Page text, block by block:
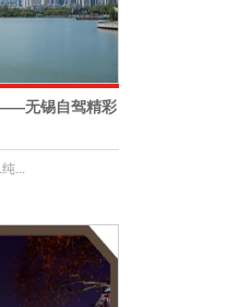
无锡自驾精彩
...